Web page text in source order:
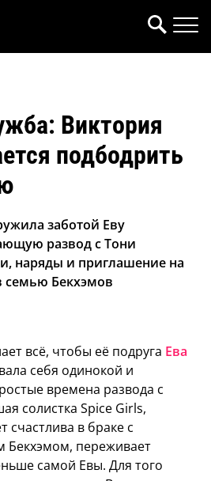
Виктория
подбодрить
заботой Еву
развод с Тони
наряды и приглашение на
семью Бекхэмов
всё, чтобы её подруга Ева
себя одинокой и
времена развода с
солистка Spice Girls,
счастлива в браке с
Бекхэмом, переживает
самой Евы. Для того